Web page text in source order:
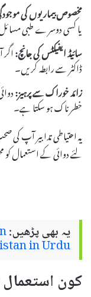
مخصوص بیماریوں کی
یا کسی دوسرے طبی مسائل
سائیڈ ایفیکٹس کی جانچ:
ڈاکٹر سے رابطہ کریں۔
زائد خوراک سے پرہیز:
خطرناک ہو سکتا ہے۔
یہ احتیاطی تدابیر آپ کی
لئے دوائی کے استعمال کو
یہ بھی پڑھیں:
in Urdu
کون